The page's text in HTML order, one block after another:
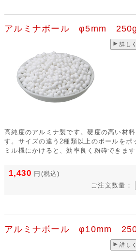
アルミナボール φ5mm 250g
詳し
高純度のアルミナ製です。硬度の高い材
す。サイズの違う2種類以上のボールをポ
ミル機にかけると、効率良く粉砕できます
1,430 円 (税込)
ご注文数量：
アルミナボール φ10mm
詳し